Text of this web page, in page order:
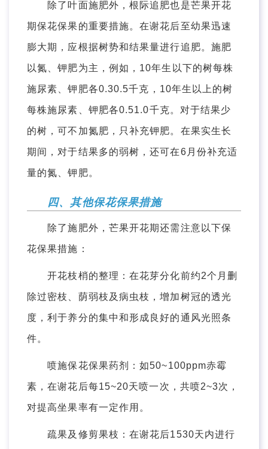
除了叶面施肥外，根际追肥也是芒果开花
期保花保果的重要措施。在谢花后至幼果迅速
膨大期，应根据树势和结果量进行追肥。施肥
以氮、钾肥为主，例如，10年生以下的树每株
施尿素、钾肥各0.30.5千克，10年生以上的树
每株施尿素、钾肥各0.51.0千克。对于结果少
的树，可不加氮肥，只补充钾肥。在果实生长
期间，对于结果多的弱树，还可在6月份补充适
量的氮、钾肥。
四、其他保花保果措施
除了施肥外，芒果开花期还需注意以下保
花保果措施：
开花枝梢的整理：在花芽分化前约2个月删
除过密枝、荫弱枝及病虫枝，增加树冠的透光
度，利于养分的集中和形成良好的通风光照条
件。
喷施保花保果药剂：如50~100ppm赤霉
素，在谢花后每15~20天喷一次，共喷2~3次，
对提高坐果率有一定作用。
疏果及修剪果枝：在谢花后1530天内进行